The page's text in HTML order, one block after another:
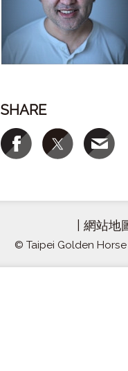
SHARE
網站地
© Taipei Golden